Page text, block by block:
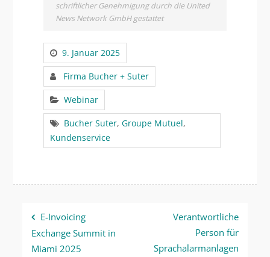
schriftlicher Genehmigung durch die United
News Network GmbH gestattet
9. Januar 2025
Firma Bucher + Suter
Webinar
Bucher Suter, Groupe Mutuel,
Kundenservice
Beitragsnavigation
E-Invoicing
Exchange Summit in
Miami 2025
Verantwortliche
Person für
Sprachalarmanlagen